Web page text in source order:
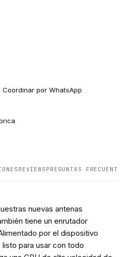
Coordinar por WhatsApp
REVIEWS PREGUNTAS FRECUENTES
nuevas antenas
tiene un enrutador
por el dispositivo
listo para usar con todo